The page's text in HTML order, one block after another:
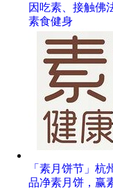
因吃素、接触佛
素食健身
「素月饼节」
品净素月饼，赢